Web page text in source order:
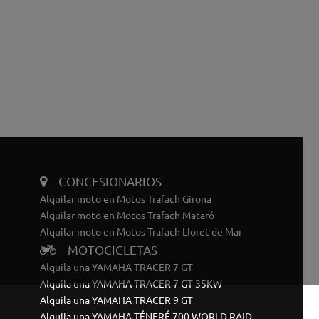
CONCESIONARIOS
Alquilar moto en Motos Trafach Girona
Alquilar moto en Motos Trafach Mataró
Alquilar moto en Motos Trafach Lloret de Mar
MOTOCICLETAS
Alquila una YAMAHA TRACER 7 GT
Alquila una YAMAHA TRACER 7 GT 35KW
Alquila una YAMAHA TRACER 9 GT
Alquila una YAMAHA TÉNERÉ 700 WORLD RAID